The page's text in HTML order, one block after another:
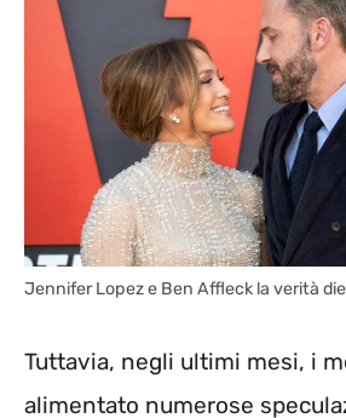
Jennifer Lopez e Ben Affleck la verità
Tuttavia, negli ultimi mesi, i
alimentato numerose